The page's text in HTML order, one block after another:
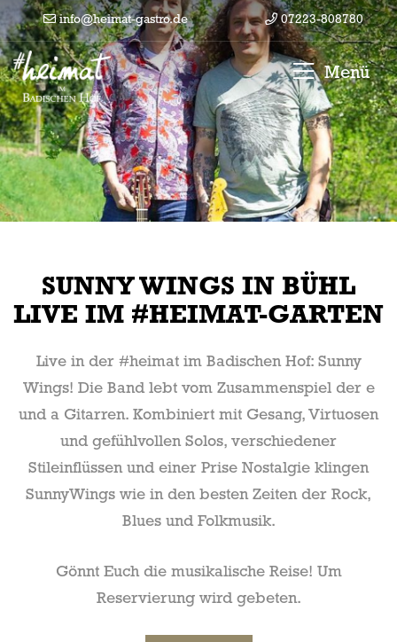
info@heimat-gastro.de 07223-808780
Menü
SUNNY WINGS IN BÜHL
LIVE IM #HEIMAT-GARTEN
Live in der #heimat im Badischen Hof: Sunny
Wings! Die Bandlebt vom Zusammenspiel der e
und a Gitarren. Kombiniert mit Gesang, Virtuosen
und gefühlvollen Solos, verschiedener
Stileinflüssen und einer Prise Nostalgie klingen
SunnyWings wie in den besten Zeiten der Rock,
Blues und Folkmusik.
Gönnt Euch die musikalische Reise! Um
Reservierung wird gebeten.